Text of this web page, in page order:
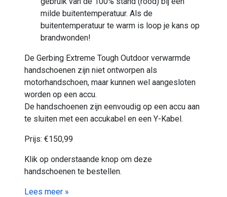
milde buitentemperatuur. Als de
buitentemperatuur te warm is loop je kans op
brandwonden!
De Gerbing Extreme Tough Outdoor verwarmde
handschoenen zijn niet ontworpen als
motorhandschoen, maar kunnen wel aangesloten
worden op een accu.
De handschoenen zijn eenvoudig op een accu aan
te sluiten met een accukabel en een Y-Kabel.
Prijs: €150,99
Klik op onderstaande knop om deze
handschoenen te bestellen.
Lees meer »